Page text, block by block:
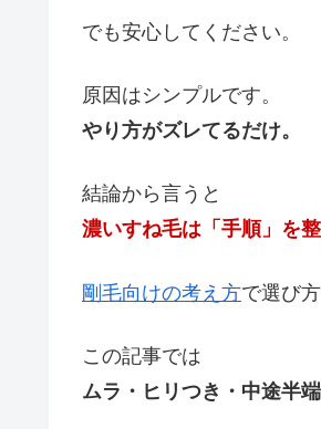
でも安心してください。
原因はシンプルです。
やり方がズレてるだけ。
結論から言うと
濃いすね毛は「手順」を
剛毛向けの考え方で選び
この記事では
ムラ・ヒリつき・中途半